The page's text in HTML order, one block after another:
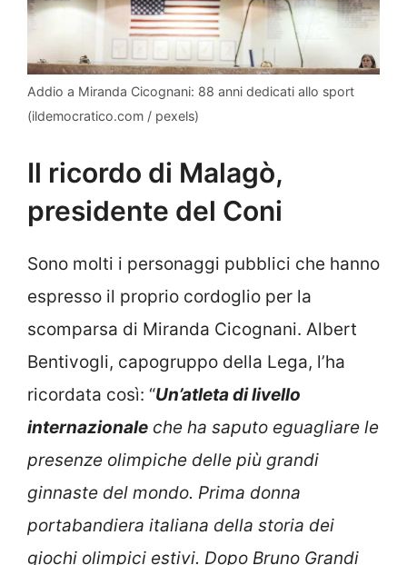
Addio a Miranda Cicognani: 88 anni dedicati allo sport
(ildemocratico.com / pexels)
Il ricordo di Malagò,
presidente del Coni
Sono molti i personaggi pubblici che hanno
espresso il proprio cordoglio per la
scomparsa di Miranda Cicognani. Albert
Bentivogli, capogruppo della Lega, l’ha
ricordata così: “Un’atleta di livello
internazionale che ha saputo eguagliare le
presenze olimpiche delle più grandi
ginnaste del mondo. Prima donna
portabandiera italiana della storia dei
giochi olimpici estivi. Dopo Bruno Grandi